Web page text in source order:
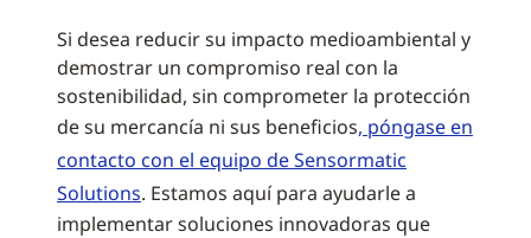
Si desea reducir su impacto medioambiental y
demostrar un compromiso real con la
sostenibilidad, sin comprometer la protección
de su mercancía ni sus beneficios, póngase en
contacto con el equipo de Sensormatic
Solutions. Estamos aquí para ayudarle a
implementar soluciones innovadoras que